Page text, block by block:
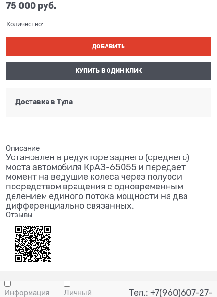
75 000 руб.
Количество:
ДОБАВИТЬ
КУПИТЬ В ОДИН КЛИК
Доставка в Тула
Описание
Установлен в редукторе заднего (среднего)
моста автомобиля КрАЗ-65055 и передает
момент на ведущие колеса через полуоси
посредством вращения с одновременным
делением единого потока мощности на два
дифференциально связанных.
Отзывы
Информация Личный Тел.: +7(960)607-27-